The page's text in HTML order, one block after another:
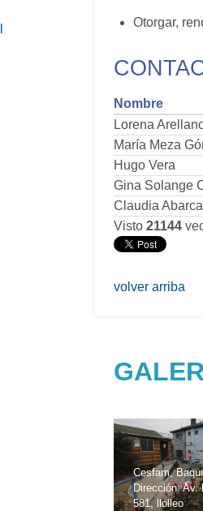
Otorgar,
Nombre
Lorena
María Meza
Hugo Vera
Gina Solange
Claudia
Visto21144
volver arriba
Cesfam,
Dirección: Av.
581, llolleo